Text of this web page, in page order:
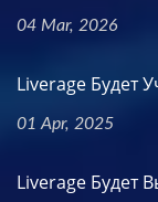
04 Mar, 2026
Liverage Будет
01 Apr, 2025
Liverage Будет